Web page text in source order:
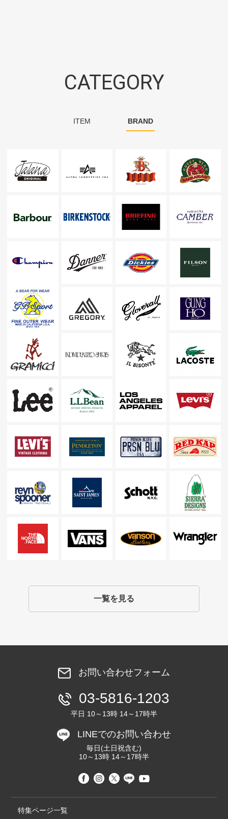
CATEGORY
ITEM BRAND
一覧を見る
お問い合わせフォーム
03-5816-1203
平日 10～13時 14～17時半
LINEでのお問い合わせ
毎日(土日祝含む)
10～13時 14～17時半
特集ページ一覧